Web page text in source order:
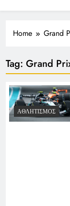
Νέα Κρήτη:
Ιράκ: Τεράστιες
επικίνδυνη
Home Grand
Tag: Grand
ΑΘΛΗΤΙΣΜΌΣ